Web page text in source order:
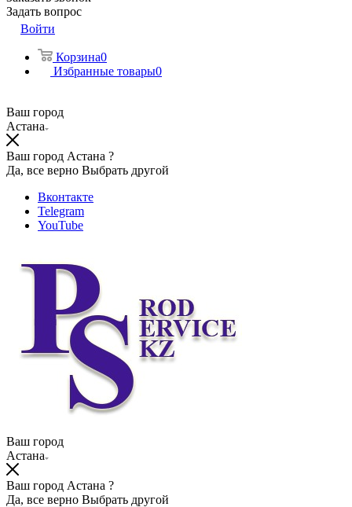
Задать вопрос
Войти
Корзина0
Избранные товары0
Ваш город
Астана
Ваш город Астана ?
Да, все верно Выбрать другой
Вконтакте
Telegram
YouTube
Ваш город
Астана
Ваш город Астана ?
Да, все верно Выбрать другой